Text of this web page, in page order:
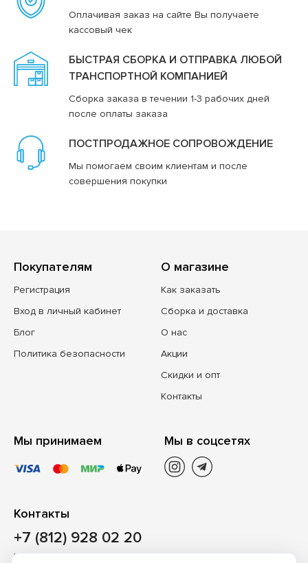
Оплачивая заказ на сайте Вы получаете
кассовый чек
БЫСТРАЯ СБОРКА И ОТПРАВКА ЛЮБОЙ
ТРАНСПОРТНОЙ КОМПАНИЕЙ
Сборка заказа в течении 1-3 рабочих дней
после оплаты заказа
ПОСТПРОДАЖНОЕ СОПРОВОЖДЕНИЕ
Мы помогаем своим клиентам и после
совершения покупки
Покупателям
Регистрация
Вход в личный кабинет
Блог
Политика безопасности
О магазине
Как заказать
Сборка и доставка
О нас
Акции
Скидки и опт
Контакты
Мы принимаем Мы в соцсетях
Контакты
+7 (812) 928 02 20
Наш магазин